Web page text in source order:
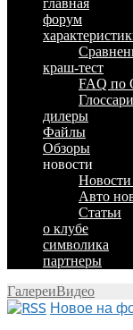
главная
форум
краш-тест
FAQ по
дилеры
Файлы
Обзоры
новости
Новости
Авто
Статьи
о клубе
символика
партнеры
ГалереиВидео
Новое на